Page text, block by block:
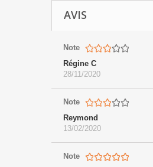
AVIS
Note
Régine C
28/11/2020
Note
Reymond
13/02/2020
Note